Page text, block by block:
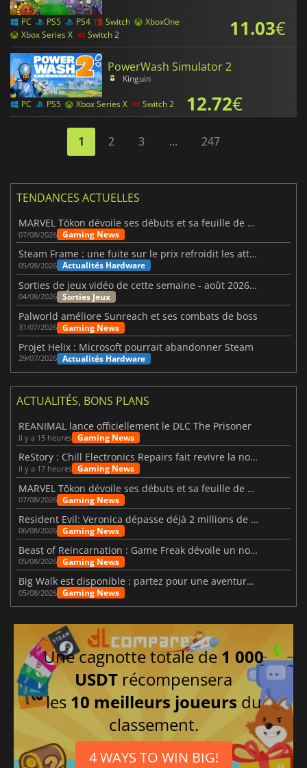
PC PS5 PS4 Switch
XboxOne
Xbox Series X
Switch 2 11.03€
PowerWash Simulator 2
Kinguin
PC PS5 Xbox Series X Switch 2 12.72€
1 2 3 ... 247
TENDANCES ACTUELLES
MARVEL Tōkon dévoile ses débuts et sa feuille de route
07/08/2026 Gaming News
Steam Frame : une fuite sur le prix refroidit les attentes VR
05/08/2026 Actualités Hardware
Sorties de jeux vidéo de cette semaine - août 2026 (semaine 32)
04/08/2026 Sorties Jeux
Palworld améliore Sunreach et ses combats de boss
31/07/2026 Gaming News
Projet Helix : Microsoft pourrait abandonner Steam
29/07/2026 Actualités Hardware
ACTUALITÉS, BONS PLANS
REANIMAL lance officiellement le DLC The Prisoner
il y a 15 heures Gaming News
ReStory : Chill Electronics Repairs fait revivre la nostalgie des années 2000
il y a 17 heures Gaming News
MARVEL Tōkon dévoile ses débuts et sa feuille de route
07/08/2026 Gaming News
Resident Evil: Veronica dépasse déjà 2 millions de wishlists
06/08/2026 Gaming News
Beast of Reincarnation : Game Freak dévoile un nouveau pari
05/08/2026 Gaming News
Big Walk est disponible : partez pour une aventure entre amis
05/08/2026 Gaming News
Une cagnotte totale de 1 000
USDT récompensera
les 10 meilleurs joueurs du
classement.
4 WAYS TO WIN BIG!